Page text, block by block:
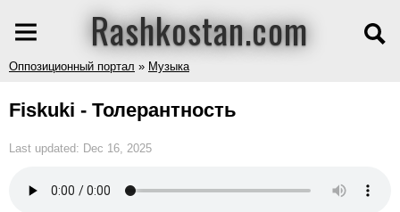
Rashkostan.com
Оппозиционный портал » Музыка
Fiskuki - Толерантность
Last updated: Dec 16, 2025